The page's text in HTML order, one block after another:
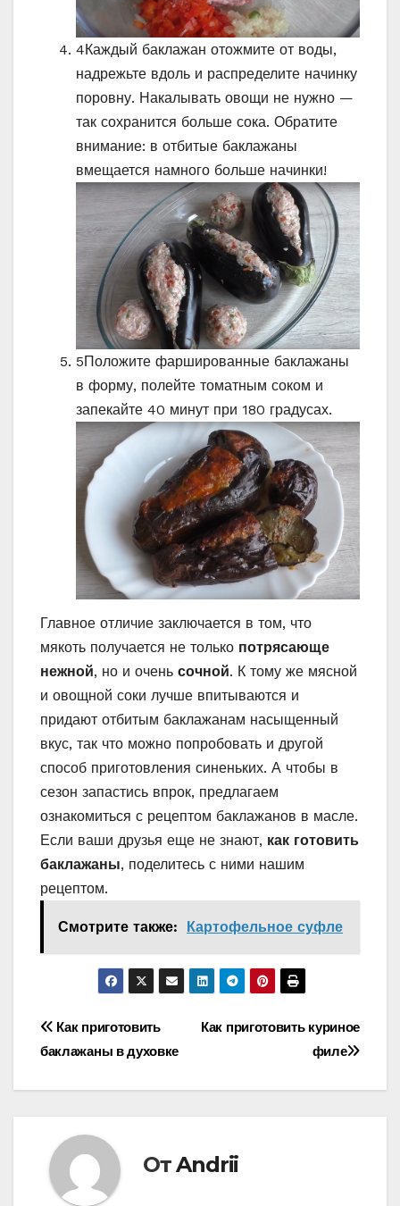
4Каждый баклажан отожмите от воды,
надрежьте вдоль и распределите начинку
поровну. Накалывать овощи не нужно —
так сохранится больше сока. Обратите
внимание: в отбитые баклажаны
вмещается намного больше начинки!
5Положите фаршированные баклажаны
в форму, полейте томатным соком и
запекайте 40 минут при 180 градусах.
Главное отличие заключается в том, что
мякоть получается не только потрясающе
нежной, но и очень сочной. К тому же мясной
и овощной соки лучше впитываются и
придают отбитым баклажанам насыщенный
вкус, так что можно попробовать и другой
способ приготовления синеньких. А чтобы в
сезон запастись впрок, предлагаем
ознакомиться с рецептом баклажанов в масле.
Если ваши друзья еще не знают, как готовить
баклажаны, поделитесь с ними нашим
рецептом.
Смотрите также: Картофельное суфле
Навигация
Как приготовить куриное
филе
Как приготовить
баклажаны в духовке
ОтAndrii